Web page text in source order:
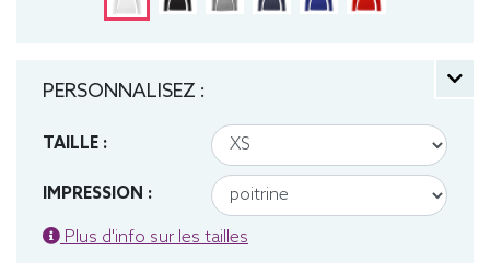
PERSONNALISEZ :
TAILLE :
IMPRESSION :
Plus d'info sur les tailles